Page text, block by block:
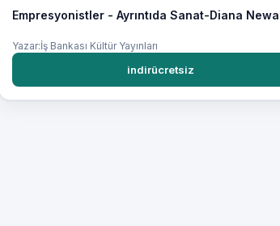
Empresyonistler - Ayrıntıda Sanat-Diana
Yazar:İş Bankası Kültür Yayınları
indirücretsiz